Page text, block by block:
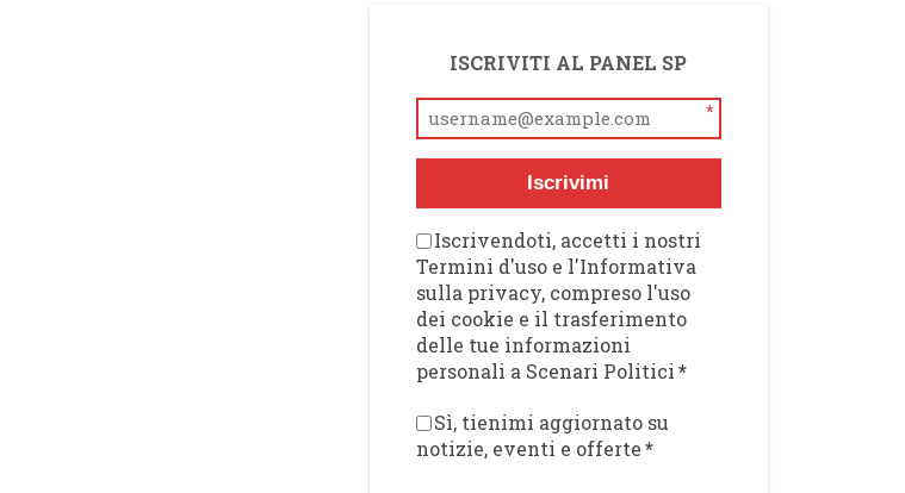
ISCRIVITI AL PANEL SP
*
Iscrivimi
Iscrivendoti, accetti i nostri
Termini d'uso e l'Informativa
sulla privacy, compreso l'uso
dei cookie e il trasferimento
delle tue informazioni
personali a Scenari Politici*
Sì, tienimi aggiornato su
notizie, eventi e offerte*